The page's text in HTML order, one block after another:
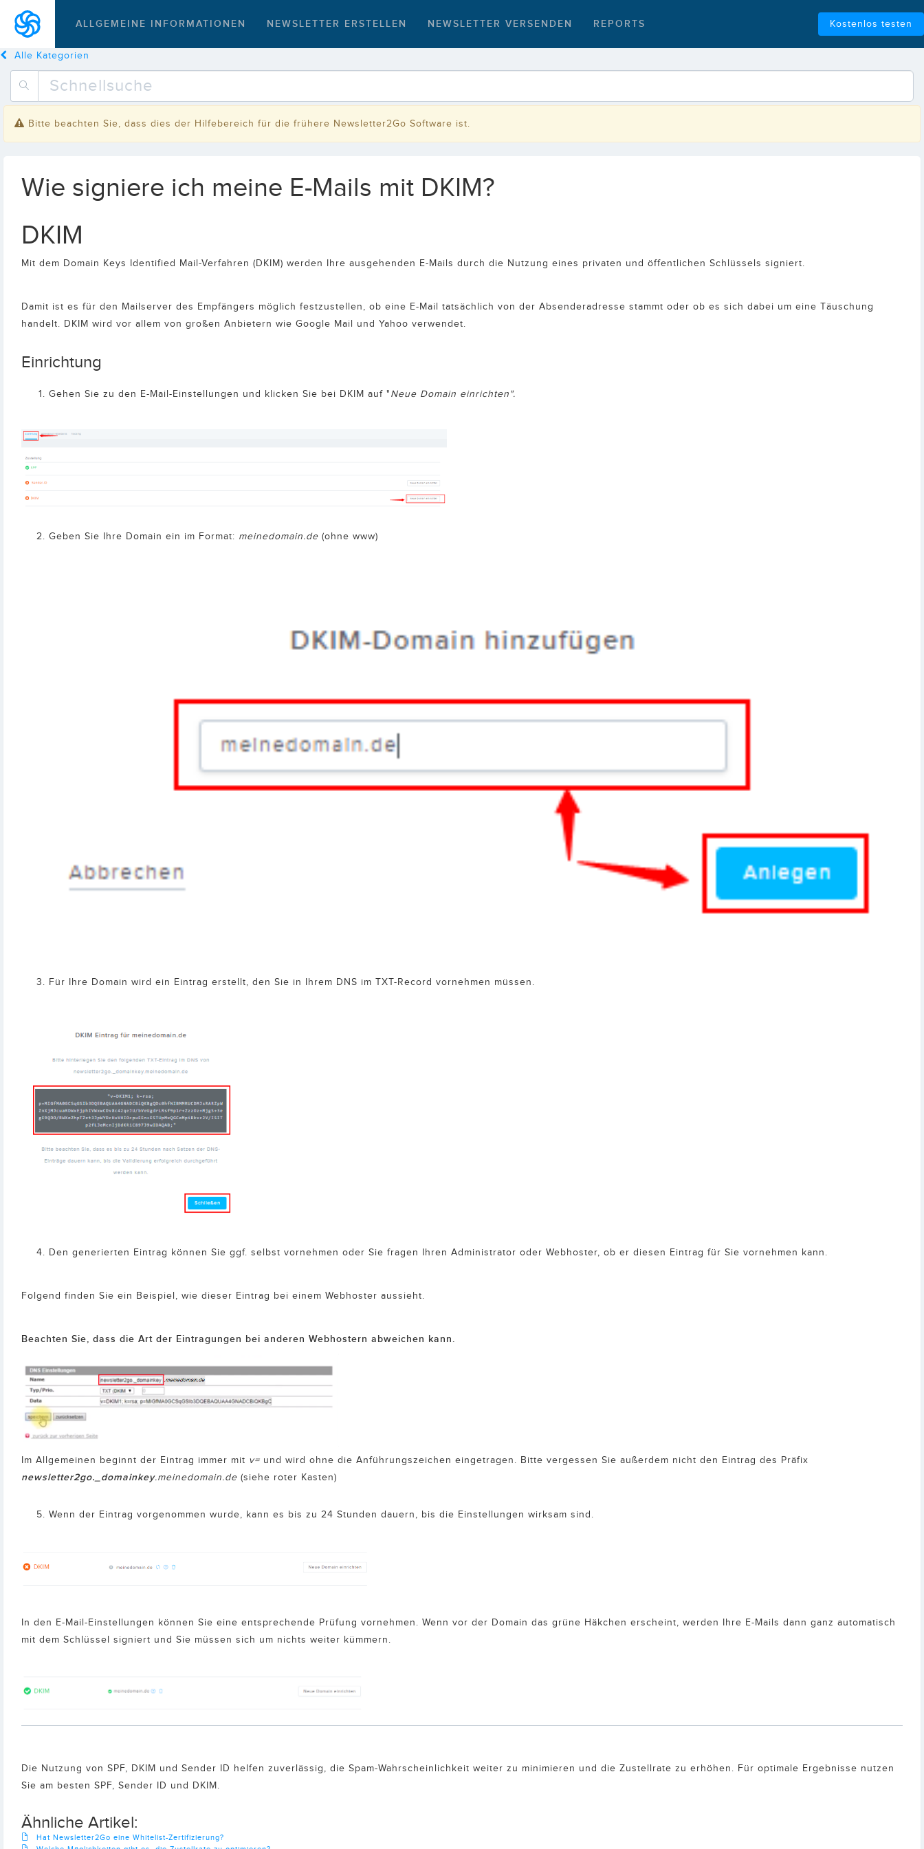
ALLGEMEINE INFORMATIONEN NEWSLETTER ERSTELLEN NEWSLETTER VERSENDEN REPORTS Kostenlos testen
Alle Kategorien
Bitte beachten Sie, dass dies der Hilfebereich für die frühere Newsletter2Go Software ist.
Wie signiere ich meine E-Mails mit DKIM?
DKIM
Mit dem Domain Keys Identified Mail-Verfahren (DKIM) werden Ihre ausgehenden E-Mails durch die Nutzung eines privaten und öffentlichen Schlüssels signiert.
Damit ist es für den Mailserver des Empfängers möglich festzustellen, ob eine E-Mail tatsächlich von der Absenderadresse stammt oder ob es sich dabei um eine Täuschung
handelt. DKIM wird vor allem von großen Anbietern wie Google Mail und Yahoo verwendet.
Einrichtung
Gehen Sie zu den E-Mail-Einstellungen und klicken Sie bei DKIM auf "Neue Domain einrichten".
Geben Sie Ihre Domain ein im Format: meinedomain.de (ohne www)
Für Ihre Domain wird ein Eintrag erstellt, den Sie in Ihrem DNS im TXT-Record vornehmen müssen.
Den generierten Eintrag können Sie ggf. selbst vornehmen oder Sie fragen Ihren Administrator oder Webhoster, ob er diesen Eintrag für Sie vornehmen kann.
Folgend finden Sie ein Beispiel, wie dieser Eintrag bei einem Webhoster aussieht.
Beachten Sie, dass die Art der Eintragungen bei anderen Webhostern abweichen kann.
Im Allgemeinen beginnt der Eintrag immer mit v= und wird ohne die Anführungszeichen eingetragen. Bitte vergessen Sie außerdem nicht den Eintrag des Präfix
newsletter2go._domainkey.meinedomain.de (siehe roter Kasten)
Wenn der Eintrag vorgenommen wurde, kann es bis zu 24 Stunden dauern, bis die Einstellungen wirksam sind.
In den E-Mail-Einstellungen können Sie eine entsprechende Prüfung vornehmen. Wenn vor der Domain das grüne Häkchen erscheint, werden Ihre E-Mails dann ganz automatisch
mit dem Schlüssel signiert und Sie müssen sich um nichts weiter kümmern.
Die Nutzung von SPF, DKIM und Sender ID helfen zuverlässig, die Spam-Wahrscheinlichkeit weiter zu minimieren und die Zustellrate zu erhöhen. Für optimale Ergebnisse nutzen
Sie am besten SPF, Sender ID und DKIM.
Ähnliche Artikel:
Hat Newsletter2Go eine Whitelist-Zertifizierung?